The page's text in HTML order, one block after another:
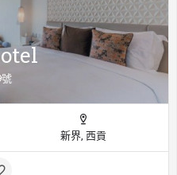
新界, 西貢